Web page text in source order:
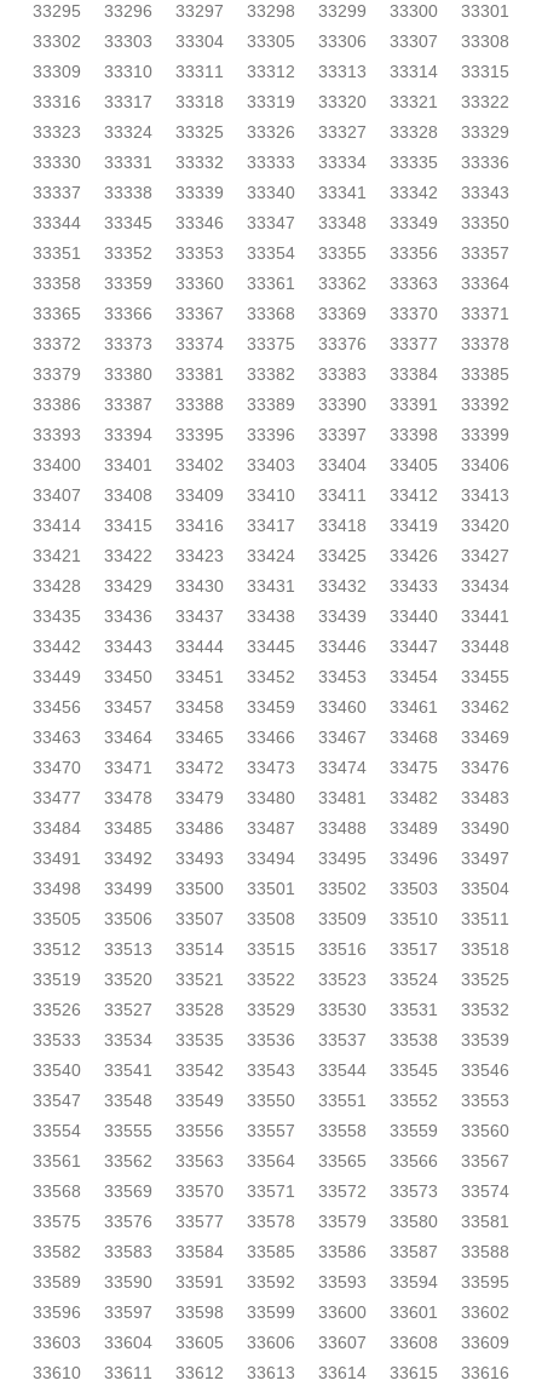
33295
33296 33297 33298 33299 33300
33301
33302
33303 33304 33305 33306 33307
33308
33309
33310 33311 33312 33313 33314
33315
33316
33317 33318 33319 33320 33321
33322
33323
33324 33325 33326 33327 33328
33329
33330
33331 33332 33333 33334 33335
33336
33337
33338 33339 33340 33341 33342
33343
33344
33345 33346 33347 33348 33349
33350
33351
33352 33353 33354 33355 33356
33357
33358
33359 33360 33361 33362 33363
33364
33365
33366 33367 33368 33369 33370
33371
33372
33373 33374 33375 33376 33377
33378
33379
33380 33381 33382 33383 33384
33385
33386
33387 33388 33389 33390 33391
33392
33393
33394 33395 33396 33397 33398
33399
33400
33401 33402 33403 33404 33405
33406
33407
33408 33409 33410 33411 33412
33413
33414
33415 33416 33417 33418 33419
33420
33421
33422 33423 33424 33425 33426
33427
33428
33429 33430 33431 33432 33433
33434
33435
33436 33437 33438 33439 33440
33441
33442
33443 33444 33445 33446 33447
33448
33449
33450 33451 33452 33453 33454
33455
33456
33457 33458 33459 33460 33461
33462
33463
33464 33465 33466 33467 33468
33469
33470
33471 33472 33473 33474 33475
33476
33477
33478 33479 33480 33481 33482
33483
33484
33485 33486 33487 33488 33489
33490
33491
33492 33493 33494 33495 33496
33497
33498
33499 33500 33501 33502 33503
33504
33505
33506 33507 33508 33509 33510
33511
33512
33513 33514 33515 33516 33517
33518
33519
33520 33521 33522 33523 33524
33525
33526
33527 33528 33529 33530 33531
33532
33533
33534 33535 33536 33537 33538
33539
33540
33541 33542 33543 33544 33545
33546
33547
33548 33549 33550 33551 33552
33553
33554
33555 33556 33557 33558 33559
33560
33561
33562 33563 33564 33565 33566
33567
33568
33569 33570 33571 33572 33573
33574
33575
33576 33577 33578 33579 33580
33581
33582
33583 33584 33585 33586 33587
33588
33589
33590 33591 33592 33593 33594
33595
33596
33597 33598 33599 33600 33601
33602
33603
33604 33605 33606 33607 33608
33609
33610
33611 33612 33613 33614 33615 33616